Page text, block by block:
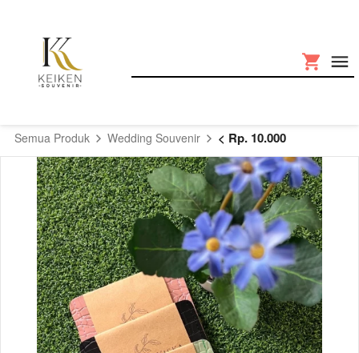
Semua Produk Wedding Souvenir < Rp. 10.000